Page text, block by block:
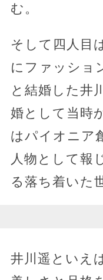
む。
そして四人目
にファッショ
と結婚した井
婚として当時
はパイオニア
人物として報
る落ち着いた
井川遥といえ